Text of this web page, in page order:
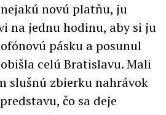
novú platňu, ju
na jednu hodinu, aby si ju
pásku a posunul
celú Bratislavu. Mali
slušnú zbierku nahrávok
čo sa deje